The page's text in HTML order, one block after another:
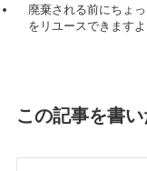
廃棄される前にちょ
をリユースできますよ
この記事を書い